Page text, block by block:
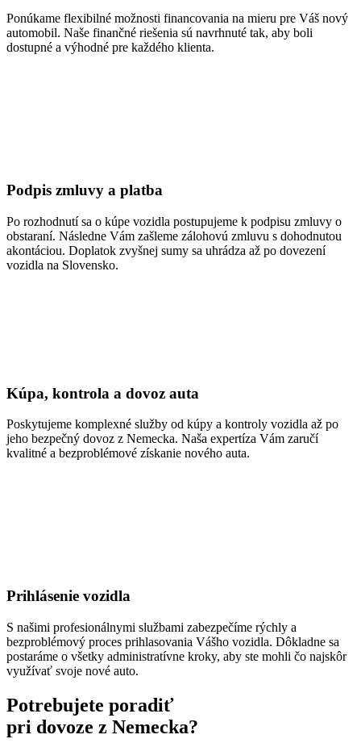
Ponúkame flexibilné možnosti financovania na mieru pre Váš nový
automobil. Naše finančné riešenia sú navrhnuté tak, aby boli
dostupné a výhodné pre každého klienta.
Podpis zmluvy a platba
Po rozhodnutí sa o kúpe vozidla postupujeme k podpisu zmluvy o
obstaraní. Následne Vám zašleme zálohovú zmluvu s dohodnutou
akontáciou. Doplatok zvyšnej sumy sa uhrádza až po dovezení
vozidla na Slovensko.
Kúpa, kontrola a dovoz auta
Poskytujeme komplexné služby od kúpy a kontroly vozidla až po
jeho bezpečný dovoz z Nemecka. Naša expertíza Vám zaručí
kvalitné a bezproblémové získanie nového auta.
Prihlásenie vozidla
S našimi profesionálnymi službami zabezpečíme rýchly a
bezproblémový proces prihlasovania Vášho vozidla. Dôkladne sa
postaráme o všetky administratívne kroky, aby ste mohli čo najskôr
využívať svoje nové auto.
Potrebujete poradiť
pri dovoze z Nemecka?